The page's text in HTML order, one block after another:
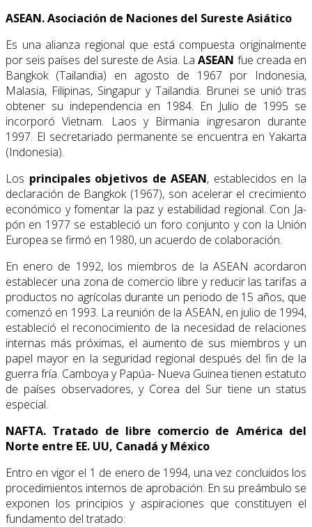
ASEAN. Asociación de Naciones del Sureste Asiático
Es una alianza regional que está compuesta originalmente
por seis países del sureste de Asia. LaASEAN fue creada en
Bangkok (Tailandia) en agosto de 1967 por Indonesia,
Malasia, Filipinas, Singapur y Tailandia. Brunei se unió tras
obtener su independencia en 1984. En Julio de 1995 se
incorporó Vietnam. Laos y Birmania ingresaron durante
1997. El secretariado permanente se encuentra en Yakarta
(Indonesia).
Los principales objetivos de ASEAN, establecidos en la
declaración de Bangkok (1967), son acelerar el crecimiento
económico y fomentar la paz y estabilidad regional. Con Ja­
pón en 1977 se estableció un foro conjunto y con la Unión
Europea se firmó en 1980, un acuerdo de colaboración.
En enero de 1992, los miembros de la ASEAN acordaron
establecer una zona de comercio libre y reducir las tarifas a
productos no agrícolas durante un periodo de 15 años, que
comenzó en 1993. La reunión de la ASEAN, en julio de 1994,
estableció el reconocimiento de la necesidad de relaciones
internas más próximas, el aumento de sus miembros y un
papel mayor en la seguridad regional después del fin de la
guerra fría. Camboya y Papúa- Nueva Guinea tienen estatuto
de países observadores, y Corea del Sur tiene un status
especial.
NAFTA. Tratado de libre comercio de América del
Norte entre EE. UU, Canadá y México
Entro en vigor el 1 de enero de 1994, una vez concluidos los
procedimientos internos de aprobación. En su preámbulo se
exponen los principios y aspiraciones que constituyen el
fundamento del tratado: